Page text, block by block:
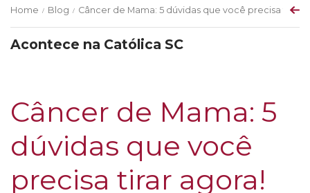
Home / Blog / Câncer de Mama: 5 dúvidas que você precisa tirar
Acontece na Católica SC
Câncer de Mama: 5
dúvidas que você
precisa tirar agora!